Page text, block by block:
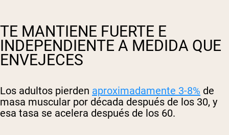
TE MANTIENE FUERTE E
INDEPENDIENTE A MEDIDA QUE
ENVEJECES
Los adultos pierden aproximadamente 3-8% de
masa muscular por década después de los 30, y
esa tasa se acelera después de los 60.